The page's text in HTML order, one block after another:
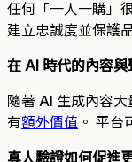
任何「一人一購」
建立忠誠度並保護
在 AI 時代的內容與
隨著 AI 生成內容
有額外價值 。 平台
真人驗證如何促進